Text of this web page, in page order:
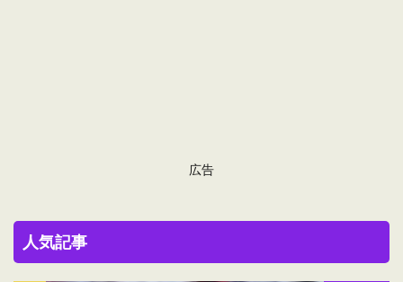
広告
人気記事